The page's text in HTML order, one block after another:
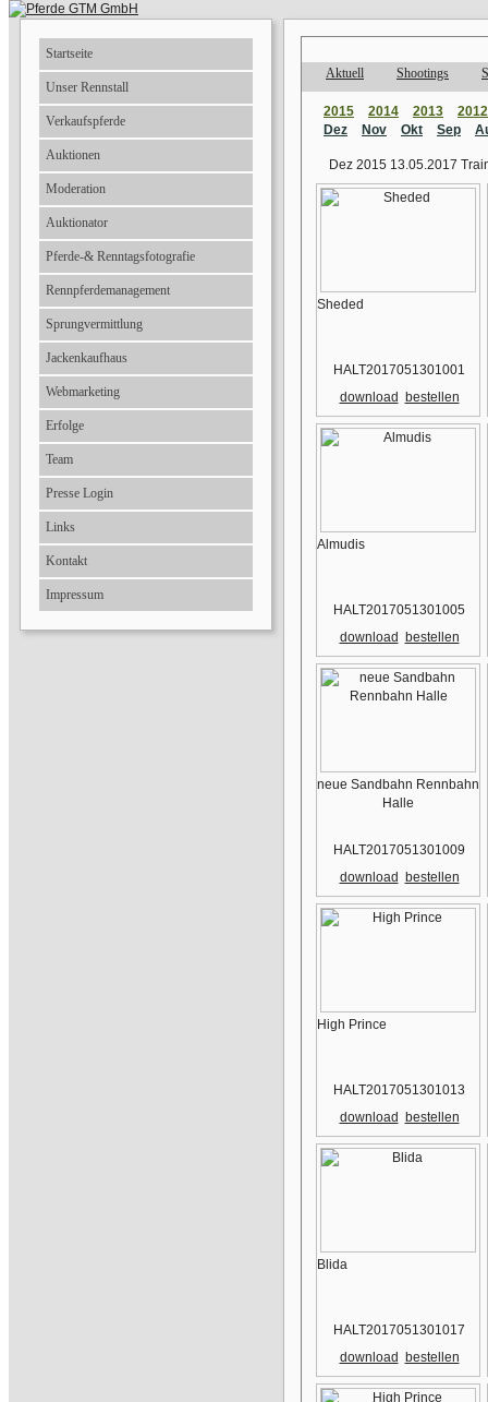
Startseite
Unser Rennstall
Verkaufspferde
Auktionen
Moderation
Auktionator
Pferde-& Renntagsfotografie
Rennpferdemanagement
Sprungvermittlung
Jackenkaufhaus
Webmarketing
Erfolge
Team
Presse Login
Links
Kontakt
Impressum
Aktuell Shootings
2015 2014 2013
2012
Dez
Nov Okt Sep
Dez 2015 13.05.2017
Sheded
HALT2017051301001
download
bestellen
Almudis
HALT2017051301005
download
bestellen
neue Sandbahn Rennbahn
Halle
HALT2017051301009
download
bestellen
High Prince
HALT2017051301013
download
bestellen
Blida
HALT2017051301017
download
bestellen